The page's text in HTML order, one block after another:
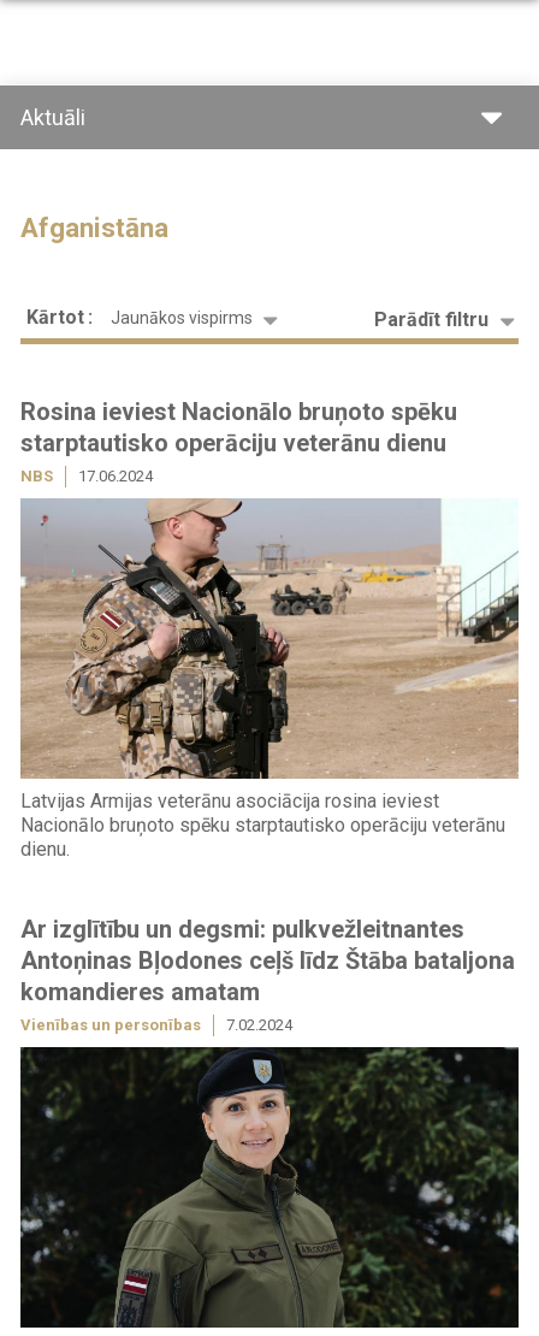
Pārlekt
saturu
Aktuāli
Afganistāna
Parādīt filtru
Kārtot Jaunākos vispirms
Rosina ieviest Nacionālo bruņoto spēku
starptautisko operāciju veterānu dienu
NBS 17.06.2024
Latvijas Armijas veterānu asociācija rosina ieviest
Nacionālo bruņoto spēku starptautisko operāciju veterānu
dienu.
Ar izglītību un degsmi: pulkvežleitnantes
Antoņinas Bļodones ceļš līdz Štāba bataljona
komandieres amatam
Vienības un personības 7.02.2024